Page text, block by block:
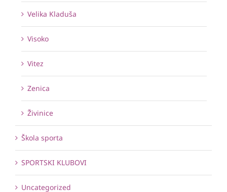
Velika Kladuša
Visoko
Vitez
Zenica
Živinice
Škola sporta
SPORTSKI KLUBOVI
Uncategorized